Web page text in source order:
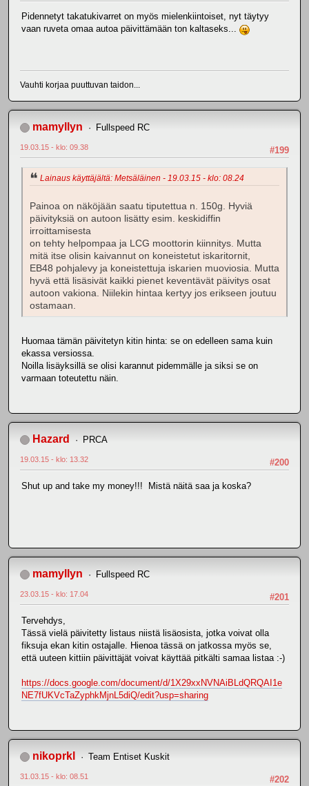
Pidennetyt takatukivarret on myös mielenkiintoiset, nyt täytyy
vaan ruveta omaa autoa päivittämään ton kaltaseks...
Vauhti korjaa puuttuvan taidon...
mamyllyn Fullspeed RC
#199
19.03.15 - klo: 09.38
Lainaus käyttäjältä: Metsäläinen - 19.03.15 - klo: 08.24
Painoa on näköjään saatu tiputettua n. 150g. Hyviä
päivityksiä on autoon lisätty esim. keskidiffin
irroittamisesta
on tehty helpompaa ja LCG moottorin kiinnitys. Mutta
mitä itse olisin kaivannut on koneistetut iskaritornit,
EB48 pohjalevy ja koneistettuja iskarien muoviosia. Mutta
hyvä että lisäsivät kaikki pienet keventävät päivitys osat
autoon vakiona. Niilekin hintaa kertyy jos erikseen joutuu
ostamaan.
Huomaa tämän päivitetyn kitin hinta: se on edelleen sama kuin
ekassa versiossa.
Noilla lisäyksillä se olisi karannut pidemmälle ja siksi se on
varmaan toteutettu näin.
Hazard PRCA
#200
19.03.15 - klo: 13.32
Shut up and take my money!!! Mistä näitä saa ja koska?
mamyllyn Fullspeed RC
#201
23.03.15 - klo: 17.04
Tervehdys,
Tässä vielä päivitetty listaus niistä lisäosista, jotka voivat olla
fiksuja ekan kitin ostajalle. Hienoa tässä on jatkossa myös se,
että uuteen kittiin päivittäjät voivat käyttää pitkälti samaa listaa :-)
https://docs.google.com/document/d/1X29xxNVNAiBLdQRQAI1e
NE7fUKVcTaZyphkMjnL5diQ/edit?usp=sharing
nikoprkl Team Entiset Kuskit
#202
31.03.15 - klo: 08.51